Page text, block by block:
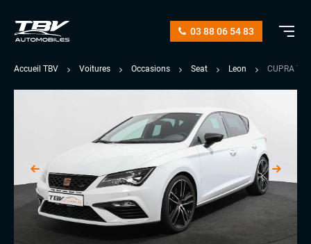
03 88 06 54 83
Accueil TBV Voitures Occasions Seat Leon CUPRA TSI